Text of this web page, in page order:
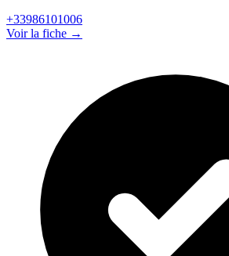
+33986101006
Voir la fiche →